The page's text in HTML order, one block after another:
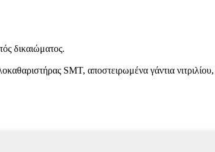
δικαιώματος.
SMT, αποστειρωμένα γάντια